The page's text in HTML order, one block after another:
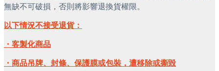
無缺不可破損，否則將影響退換貨權限。
以下情況不接受退貨：
・客製化商品
・商品吊牌、封條、保護膜或包裝，遭移除或撕毀